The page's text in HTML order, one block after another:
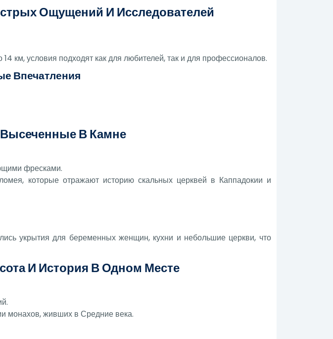
Ощущений И Исследователей
км, условия подходят как для любителей, так и для профессионалов.
Впечатления
В Камне
фресками.
которые отражают историю скальных церквей в Каппадокии и
укрытия для беременных женщин, кухни и небольшие церкви, что
И История В Одном Месте
монахов, живших в Средние века.